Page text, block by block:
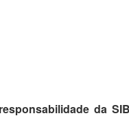
da